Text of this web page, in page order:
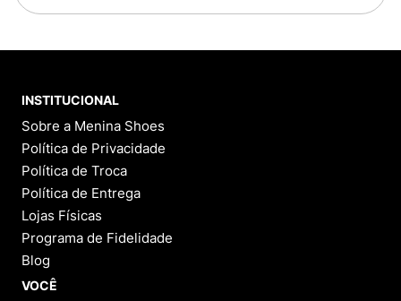
INSTITUCIONAL
Sobre a Menina Shoes
Política de Privacidade
Política de Troca
Política de Entrega
Lojas Físicas
Programa de Fidelidade
Blog
VOCÊ